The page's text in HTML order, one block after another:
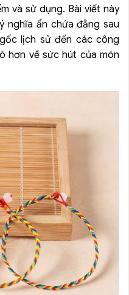
và sử dụng. Bài viết này
nghĩa ẩn chứa đằng sau
lịch sử đến các công
hơn về sức hút của món